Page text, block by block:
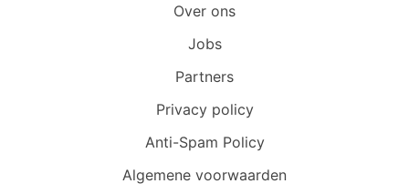
Over ons
Jobs
Partners
Privacy policy
Anti-Spam Policy
Algemene voorwaarden